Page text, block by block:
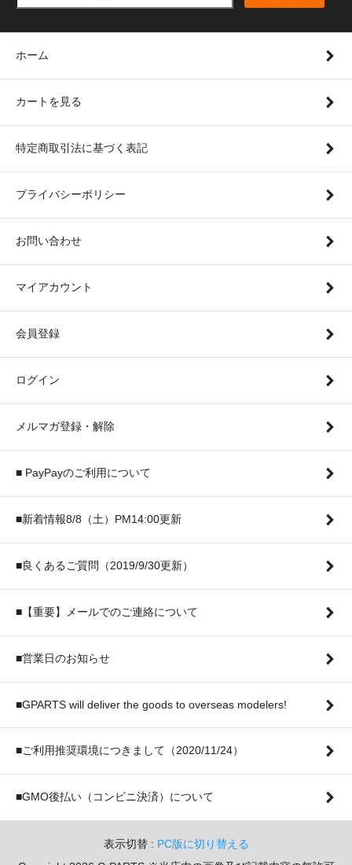
ホーム
カートを見る
特定商取引法に基づく表記
プライバシーポリシー
お問い合わせ
マイアカウント
会員登録
ログイン
メルマガ登録・解除
■ PayPayのご利用について
■新着情報8/8（土）PM14:00更新
■良くあるご質問（2019/9/30更新）
■【重要】メールでのご連絡について
■営業日のお知らせ
■GPARTS will deliver the goods to overseas modelers!
■ご利用推奨環境につきまして（2020/11/24）
■GMO後払い（コンビニ決済）について
表示切替 : PC版に切り替える